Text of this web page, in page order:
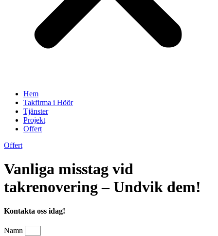
Hem
Takfirma i Höör
Tjänster
Projekt
Offert
Offert
Vanliga misstag vid
takrenovering – Undvik dem!
Kontakta oss idag!
Namn